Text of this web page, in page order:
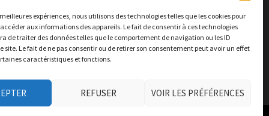
expériences, nous utilisons des technologies telles que les cookies pour
aux informations des appareils. Le fait de consentir à ces technologies
de traiter des données telles que le comportement de navigation ou les ID
site. Le fait de ne pas consentir ou de retirer son consentement peut avoir un effet
caractéristiques et fonctions.
REFUSER VOIR LES PRÉFÉRENCES